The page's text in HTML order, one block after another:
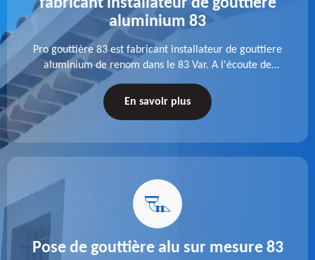
fabricant installateur de gouttiere
aluminium 83
Pro gouttière 83 est fabricant installateur de gouttiere
aluminium de renom dans le 83 Var. A l'écoute de
chaque besoin, notre équipe veille à réaliser des
gouttières performantes, durables et à la hauteur de
En savoir plus
Pose de gouttière alu sur mesure 83